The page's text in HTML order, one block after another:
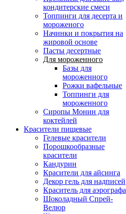
кондитерские смеси
Топпинги для десерта и
мороженого
Начинки и покрытия на
жировой основе
Пасты десертные
Для мороженного
Базы для
мороженного
Рожки вафельные
Топпинги для
мороженного
Сиропы Монин для
коктейлей
Красители пищевые
Гелевые красители
Порошкообразные
красители
Кандурин
Красители для айсинга
Декор гель для надписей
Краситель для аэрографа
Шоколадный Спрей-
Велюр